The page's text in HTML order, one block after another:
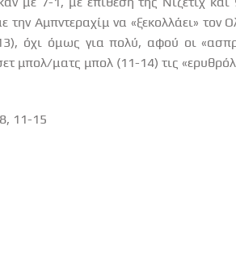
Αμπντεραχίμ να «ξεκολλάει»
όχι όμως για πολύ, αφού οι
μπολ/ματς μπολ (11-14) τις
11-15